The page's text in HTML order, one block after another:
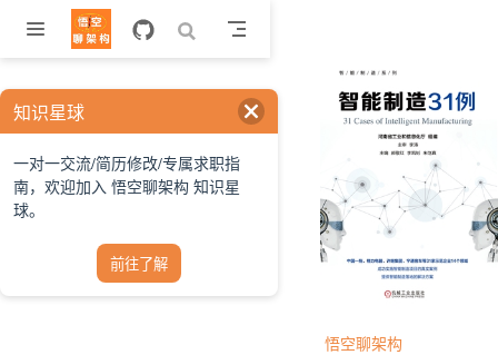
跳至主要內容
悟空聊架构
知识星球
一对一交流/简历修改/专属求职指
南，欢迎加入 悟空聊架构 知识星
球。
前往了解